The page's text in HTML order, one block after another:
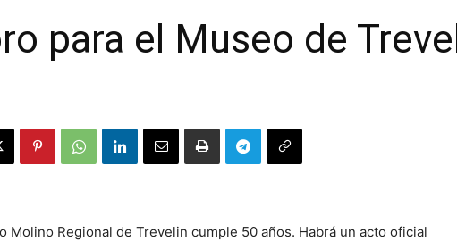
para el Museo de
Molino Regional de Trevelin cumple 50 años. Habrá un acto oficial